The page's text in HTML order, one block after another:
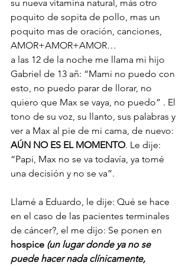
su nueva vitamina natural, más otro
poquito de sopita de pollo, mas un
poquito mas de oración, canciones,
AMOR+AMOR+AMOR…
a las 12 de la noche me llama mi hijo
Gabriel de 13 añ: “Mami no puedo con
esto, no puedo parar de llorar, no
quiero que Max se vaya, no puedo” . El
tono de su voz, su llanto, sus palabras y
ver a Max al pie de mi cama, de nuevo:
AÚN NO ES EL MOMENTO. Le dije:
“Papi, Max no se va todavía, ya tomé
una decisión y no se va”.
Llamé a Eduardo, le dije: Qué se hace
en el caso de las pacientes terminales
de cáncer?, el me dijo: Se ponen en
hospice (un lugar donde ya no se
puede hacer nada clínicamente,